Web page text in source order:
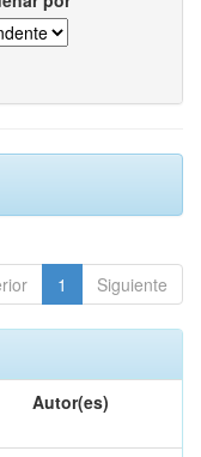
1 Siguiente
Autor(es)